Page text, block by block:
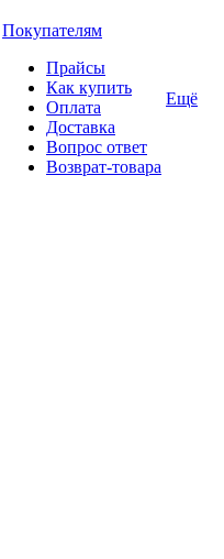
Покупателям
Прайсы
Как купить
Оплата
Доставка
Вопрос ответ
Возврат-товара
Ещё